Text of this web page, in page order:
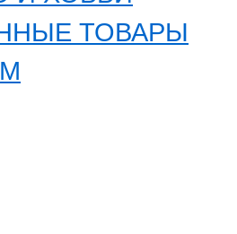
ТОВАРЫ